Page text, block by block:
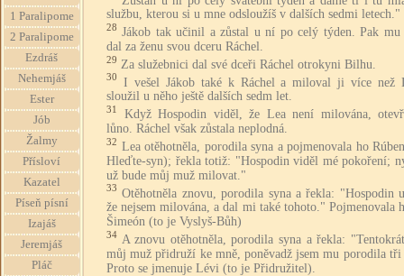
1 Paralipome
2 Paralipome
Ezdráš
Nehemjáš
Ester
Jób
Žalmy
Přísloví
Kazatel
Píseň písní
Izajáš
Jeremjáš
Pláč
službu, kterou si u mne odsloužíš v dalších sedmi letech."
28 Jákob tak učinil a zůstal u ní po celý týden. Pak mu
dal za ženu svou dceru Ráchel.
29 Za služebnici dal své dceři Ráchel otrokyni Bilhu.
30
I vešel Jákob také k Ráchel a miloval ji více než
sloužil u něho ještě dalších sedm let.
31
Když Hospodin viděl, že Lea není milována,
lůno. Ráchel však zůstala neplodná.
32 Lea otěhotněla, porodila syna a pojmenovala ho
Hleďte-syn); řekla totiž: "Hospodin viděl mé pokoření;
už bude můj muž milovat."
33 Otěhotněla znovu, porodila syna a řekla: "Hospodin
že nejsem milována, a dal mi také tohoto." Pojmenovala
Šimeón (to je Vyslyš-Bůh)
34 A znovu otěhotněla, porodila syna a řekla:
můj muž přidruží ke mně, poněvadž jsem mu porodila tři
Proto se jmenuje Lévi (to je Přidružitel).